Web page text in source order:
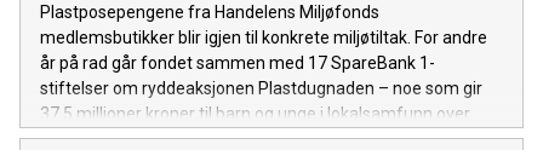
Plastposepengene fra Handelens Miljøfonds
medlemsbutikker blir igjen til konkrete miljøtiltak. For andre
år på rad går fondet sammen med 17 SpareBank 1-
stiftelser om ryddeaksjonen Plastdugnaden – noe som gir
37,5 millioner kroner til barn og unge i lokalsamfunn over
hele Norge.